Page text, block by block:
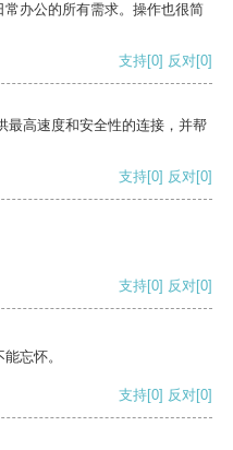
办公的所有需求。操作也很简
支持[0] 反对[0]
最高速度和安全性的连接，并帮
支持[0] 反对[0]
支持[0] 反对[0]
忘怀。
支持[0] 反对[0]